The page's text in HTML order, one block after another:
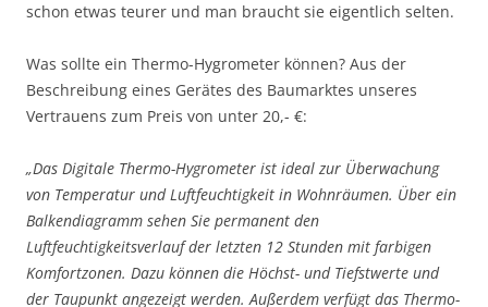
schon etwas teurer und man braucht sie eigentlich selten.
Was sollte ein Thermo-Hygrometer können? Aus der
Beschreibung eines Gerätes des Baumarktes unseres
Vertrauens zum Preis von unter 20,- €:
„Das Digitale Thermo-Hygrometer ist ideal zur Überwachung
von Temperatur und Luftfeuchtigkeit in Wohnräumen. Über ein
Balkendiagramm sehen Sie permanent den
Luftfeuchtigkeitsverlauf der letzten 12 Stunden mit farbigen
Komfortzonen. Dazu können die Höchst- und Tiefstwerte und
der Taupunkt angezeigt werden. Außerdem verfügt das Thermo-